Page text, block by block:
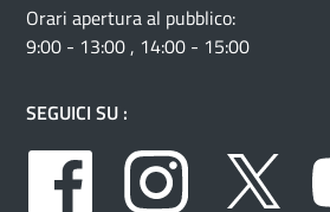
Orari apertura al pubblico:
9:00 - 13:00 , 14:00 - 15:00
SEGUICI SU :
Facebook
Instagram